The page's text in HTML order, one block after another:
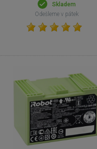
Skladem
Odešleme v pátek